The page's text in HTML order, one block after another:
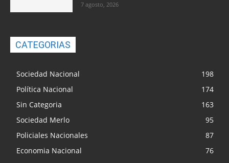
7 agosto, 2026
CATEGORIAS
Sociedad Nacional
198
Política Nacional
174
Sin Categoria
163
Sociedad Merlo
95
Policiales Nacionales
87
Economia Nacional
76